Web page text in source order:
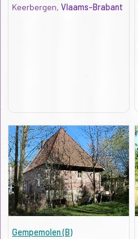
Keerbergen, Vlaams-Brabant
Gempemolen (B)